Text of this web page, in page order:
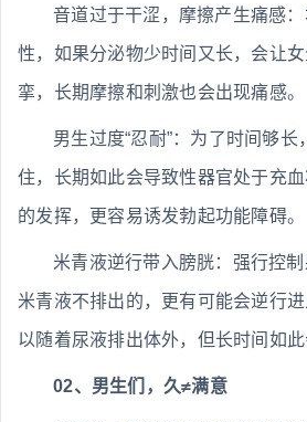
音道过于干涩，摩擦产生痛感
性，如果分泌物少时间又长，会让
挛，长期摩擦和刺激也会出现痛感。
男生过度“忍耐”：为了时间够长
住，长期如此会导致性器官处于充
的发挥，更容易诱发勃起功能障碍。
米青液逆行带入膀胱：强行控
米青液不排出的，更有可能会逆行
以随着尿液排出体外，但长时间如此
02、男生们，久≠满意